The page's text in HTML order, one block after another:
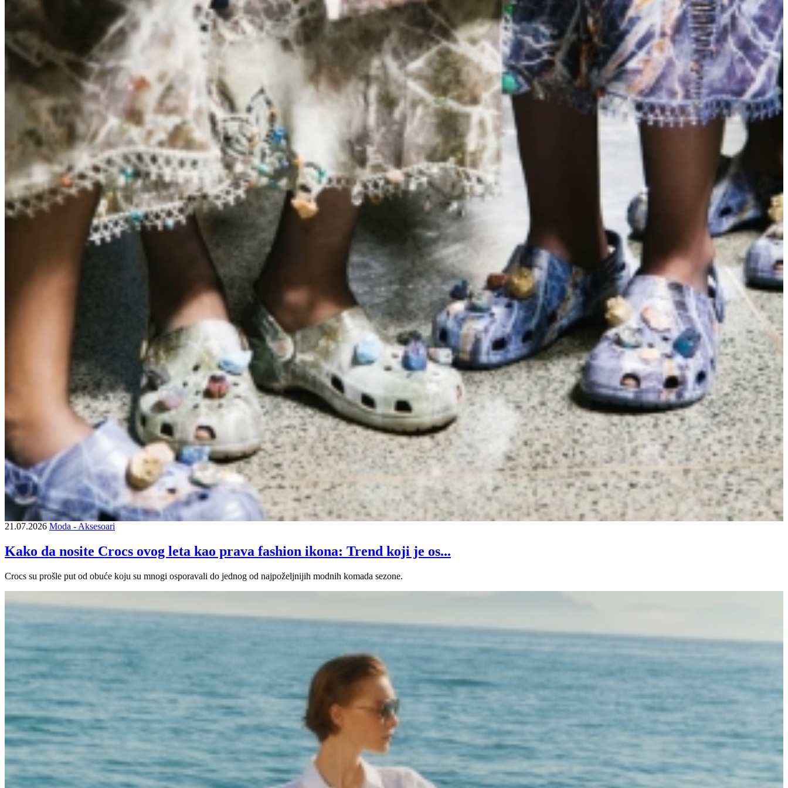
21.07.2026 Moda - Aksesoari
Kako da nosite Crocs ovog leta kao prava fashion ikona: Trend koji je os...
Crocs su prošle put od obuće koju su mnogi osporavali do jednog od najpoželjnijih modnih komada sezone.